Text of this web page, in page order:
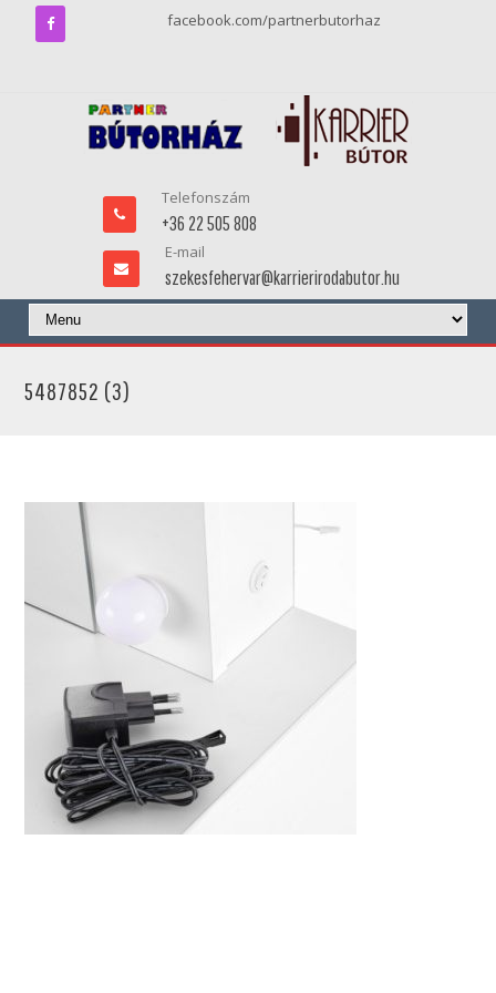
facebook.com/partnerbutorhaz
Telefonszám
+36 22 505 808
E-mail
szekesfehervar@karrierirodabutor.hu
5487852 (3)